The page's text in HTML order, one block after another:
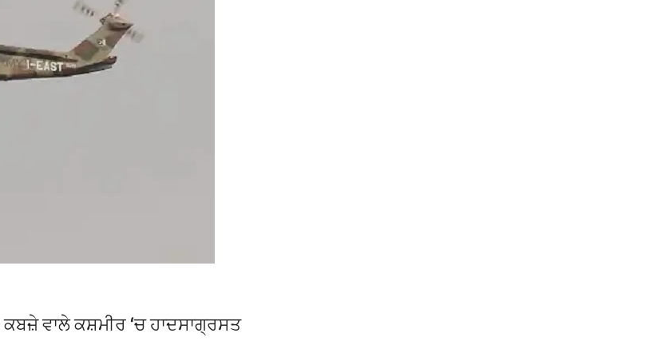
ਵਾਲੇ ਕਸ਼ਮੀਰ ‘ਚ ਹਾਦਸਾਗ੍ਰਸਤ